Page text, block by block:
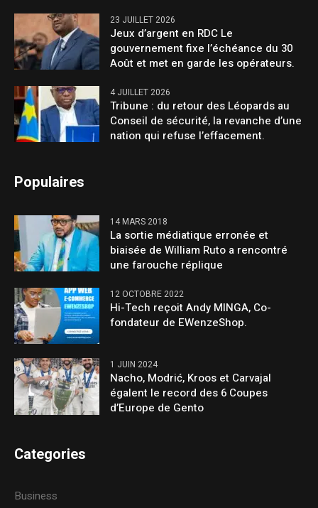
23 JUILLET 2026
Jeux d’argent en RDC Le
gouvernement fixe l’échéance du 30
Août et met en garde les opérateurs.
4 JUILLET 2026
Tribune : du retour des Léopards au
Conseil de sécurité, la revanche d’une
nation qui refuse l’effacement.
Populaires
14 MARS 2018
La sortie médiatique erronée et
biaisée de William Ruto a rencontré
une farouche réplique
12 OCTOBRE 2022
Hi-Tech reçoit Andy MINGA, Co-
fondateur de EWenzeShop.
1 JUIN 2024
Nacho, Modrić, Kroos et Carvajal
égalent le record des 6 Coupes
d’Europe de Gento
Categories
Business